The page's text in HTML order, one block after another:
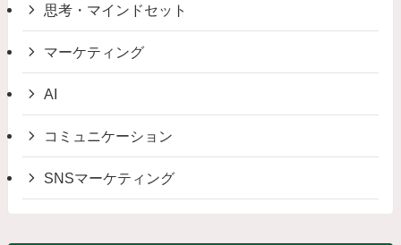
思考・マインドセット
マーケティング
AI
コミュニケーション
SNSマーケティング